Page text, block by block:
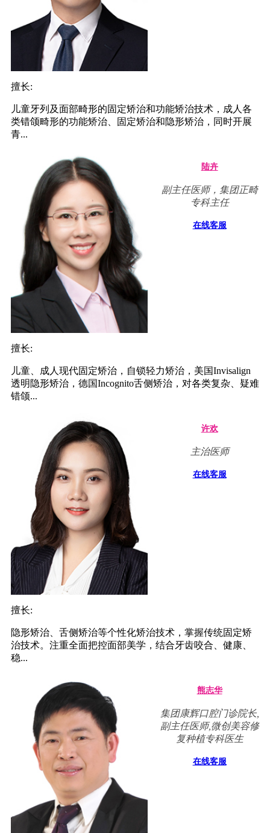
擅长:
儿童牙列及面部畸形的固定矫治和功能矫治技术，成人各
类错颌畸形的功能矫治、固定矫治和隐形矫治，同时开展
青...
陆卉
副主任医师，集团正畸
专科主任
在线客服
擅长:
儿童、成人现代固定矫治，自锁轻力矫治，美国Invisalign
透明隐形矫治，德国Incognito舌侧矫治，对各类复杂、疑难
错颌...
许欢
主治医师
在线客服
擅长:
隐形矫治、舌侧矫治等个性化矫治技术，掌握传统固定矫
治技术。注重全面把控面部美学，结合牙齿咬合、健康、
稳...
熊志华
集团康辉口腔门诊院长,
副主任医师,微创美容修
复种植专科医生
在线客服